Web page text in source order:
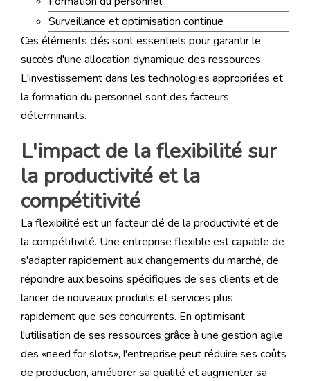
Surveillance et optimisation continue
Ces éléments clés sont essentiels pour garantir le
succès d'une allocation dynamique des ressources.
L'investissement dans les technologies appropriées et
la formation du personnel sont des facteurs
déterminants.
L'impact de la flexibilité sur
la productivité et la
compétitivité
La flexibilité est un facteur clé de la productivité et de
la compétitivité. Une entreprise flexible est capable de
s'adapter rapidement aux changements du marché, de
répondre aux besoins spécifiques de ses clients et de
lancer de nouveaux produits et services plus
rapidement que ses concurrents. En optimisant
l'utilisation de ses ressources grâce à une gestion agile
des «need for slots», l'entreprise peut réduire ses coûts
de production, améliorer sa qualité et augmenter sa